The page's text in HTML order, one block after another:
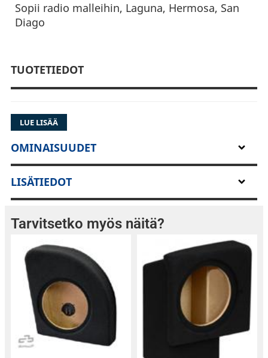
Sopii radio malleihin, Laguna, Hermosa, San
Diago
TUOTETIEDOT
LUE LISÄÄ
OMINAISUUDET
LISÄTIEDOT
Tarvitsetko myös näitä?